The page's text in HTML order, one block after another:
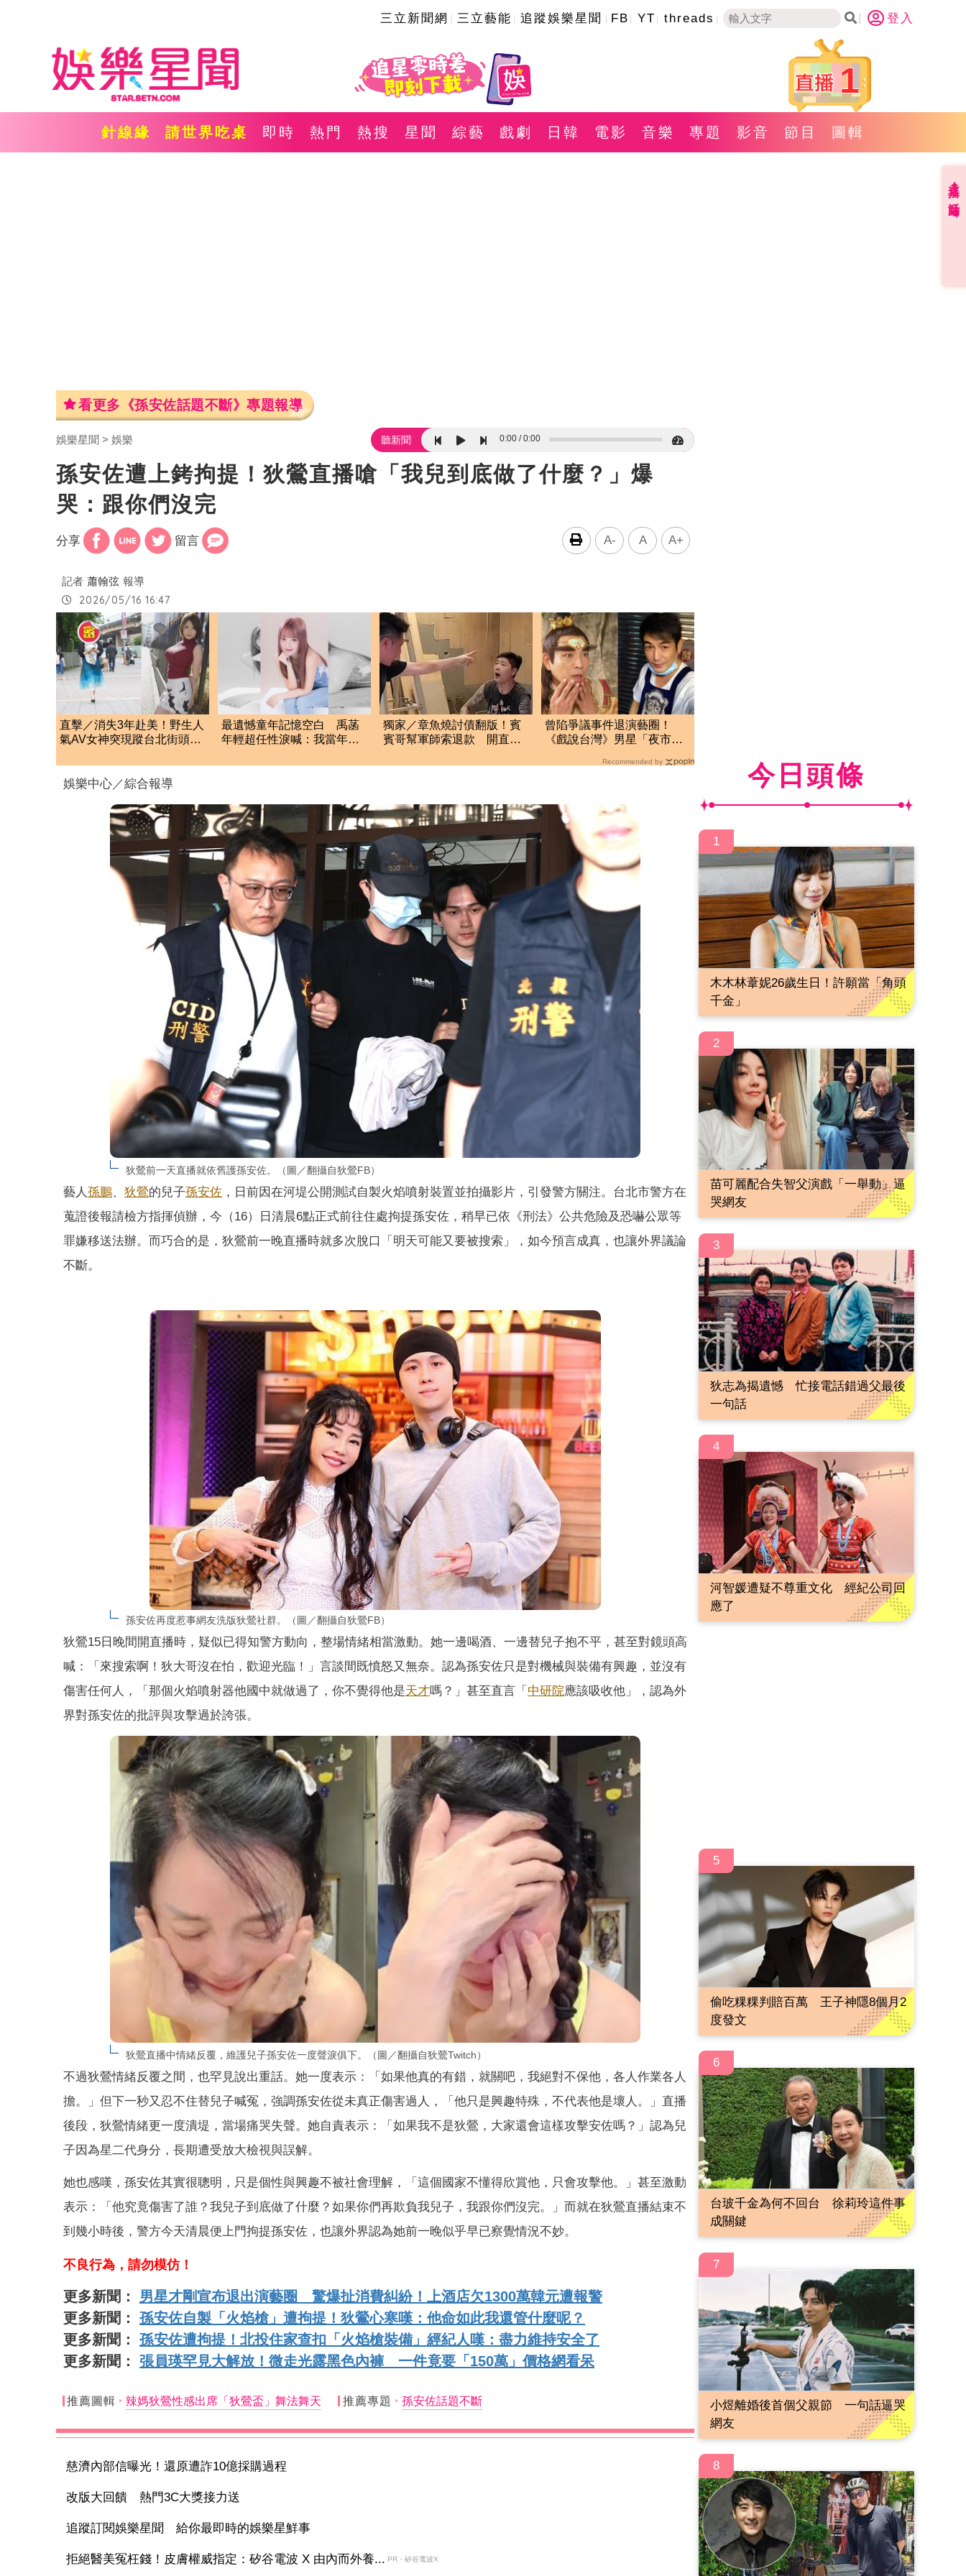
三立新聞網 三立藝能 追蹤娛樂星聞 FB YT threads 登入
1
針線緣 請世界吃桌 即時 熱門 熱搜 星聞 綜藝 戲劇 日韓 電影 音樂 專題 影音 節目 圖輯
看更多《孫安佐話題不斷》專題報導
娛樂星聞 娛樂 聽新聞 0:00 0:00
孫安佐遭上銬拘提！狄鶯直播嗆「我兒到底做了什麼？」爆
哭：跟你們沒完
分享 留言 A- A A+
記者 蕭翰弦 報導
2026/05/16 16:47
直擊／消失3年赴美！野生人
氣AV女神突現蹤台北街頭
最遺憾童年記憶空白 禹菡
年輕超任性淚喊：我當年真
獨家／章魚燒討債翻版！賓
賓哥幫軍師索退款 開直播
曾陷爭議事件退演藝圈！
《戲說台灣》男星「夜市賣
Recommended by
娛樂中心／綜合報導
狄鶯前一天直播就依舊護孫安佐。（圖／翻攝自狄鶯FB）
藝人 孫鵬、 狄鶯的兒子孫安佐 ，日前因在河堤公開測試自製火焰噴射裝置並拍攝影片，引發警方關注。台北市警方在
蒐證後報請檢方指揮偵辦，今（16）日清晨6點正式前往住處拘提孫安佐，稍早已依《刑法》公共危險及恐嚇公眾等
罪嫌移送法辦。而巧合的是，狄鶯前一晚直播時就多次脫口「明天可能又要被搜索」，如今預言成真，也讓外界議論
不斷。
孫安佐再度惹事網友洗版狄鶯社群。（圖／翻攝自狄鶯FB）
狄鶯15日晚間開直播時，疑似已得知警方動向，整場情緒相當激動。她一邊喝酒、一邊替兒子抱不平，甚至對鏡頭高
喊：「來搜索啊！狄大哥沒在怕，歡迎光臨！」言談間既憤怒又無奈。認為孫安佐只是對機械與裝備有興趣，並沒有
傷害任何人，「那個火焰噴射器他國中就做過了，你不覺得他是天才嗎？」甚至直言「 中研院應該吸收他」，認為外
界對孫安佐的批評與攻擊過於誇張。
狄鶯直播中情緒反覆，維護兒子孫安佐一度聲淚俱下。（圖／翻攝自狄鶯Twitch）
不過狄鶯情緒反覆之間，也罕見說出重話。她一度表示：「如果他真的有錯，就關吧，我絕對不保他，各人作業各人
擔。」但下一秒又忍不住替兒子喊冤，強調孫安佐從未真正傷害過人，「他只是興趣特殊，不代表他是壞人。」直播
後段，狄鶯情緒更一度潰堤，當場痛哭失聲。她自責表示：「如果我不是狄鶯，大家還會這樣攻擊安佐嗎？」認為兒
子因為星二代身分，長期遭受放大檢視與誤解。
她也感嘆，孫安佐其實很聰明，只是個性與興趣不被社會理解，「這個國家不懂得欣賞他，只會攻擊他。」甚至激動
表示：「他究竟傷害了誰？我兒子到底做了什麼？如果你們再欺負我兒子，我跟你們沒完。」而就在狄鶯直播結束不
到幾小時後，警方今天清晨便上門拘提孫安佐，也讓外界認為她前一晚似乎早已察覺情況不妙。
不良行為，請勿模仿！
更多新聞： 男星才剛宣布退出演藝圈 驚爆扯消費糾紛！上酒店欠1300萬韓元遭報警
更多新聞： 孫安佐自製「火焰槍」遭拘提！狄鶯心寒嘆：他命如此我還管什麼呢？
更多新聞： 孫安佐遭拘提！北投住家查扣「火焰槍裝備」經紀人嘆：盡力維持安全了
更多新聞： 張員瑛罕見大解放！微走光露黑色內褲 一件竟要「150萬」價格網看呆
推薦圖輯 辣媽狄鶯性感出席「狄鶯盃」舞法舞天 推薦專題 孫安佐話題不斷
慈濟內部信曝光！還原遭詐10億採購過程
改版大回饋 熱門3C大獎接力送
追蹤訂閱娛樂星聞 給你最即時的娛樂星鮮事
拒絕醫美冤枉錢！皮膚權威指定：矽谷電波 X 由內而外養... PR・矽谷電波X
今日頭條
1
木木林葦妮26歲生日！許願當「角頭
千金」
2
苗可麗配合失智父演戲「一舉動」逼
哭網友
3
狄志為揭遺憾 忙接電話錯過父最後
一句話
4
河智媛遭疑不尊重文化 經紀公司回
應了
5
偷吃粿粿判賠百萬 王子神隱8個月2
度發文
6
台玻千金為何不回台 徐莉玲這件事
成關鍵
7
小煜離婚後首個父親節 一句話逼哭
網友
8
直播✦活動